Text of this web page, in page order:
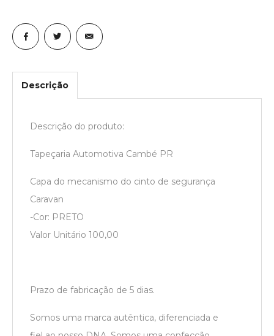
Descrição
Descrição do produto:
Tapeçaria Automotiva Cambé PR
Capa do mecanismo do cinto de segurança
Caravan
-Cor: PRETO
Valor Unitário 100,00
Prazo de fabricação de 5 dias.
Somos uma marca autêntica, diferenciada e